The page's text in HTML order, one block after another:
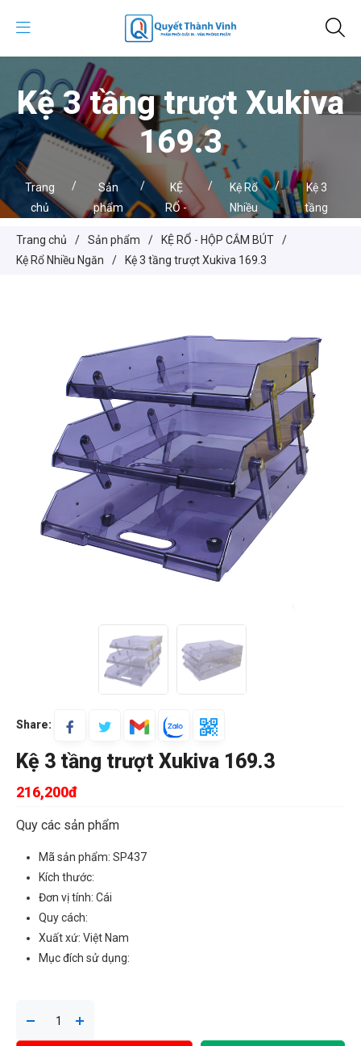
Kệ 3 tầng trượt Xukiva
169.3
Trang
chủ
/
Sản
phẩm
/
KỆ
RỔ -
CẮM
BÚT
/
Kệ Rổ
Nhiều
/
Kệ 3
tầng
Trang chủ / Sản phẩm / KỆ RỔ - HỘP CẮM BÚT
/
Kệ Rổ Nhiều Ngăn
/ Kệ 3 tầng trượt Xukiva 169.3
Share:
Kệ 3 tầng trượt Xukiva 169.3
216,200đ
Quy các sản phẩm
Mã sản phẩm: SP437
Kích thước:
Đơn vị tính: Cái
Quy cách:
Xuất xứ: Việt Nam
Mục đích sử dụng: